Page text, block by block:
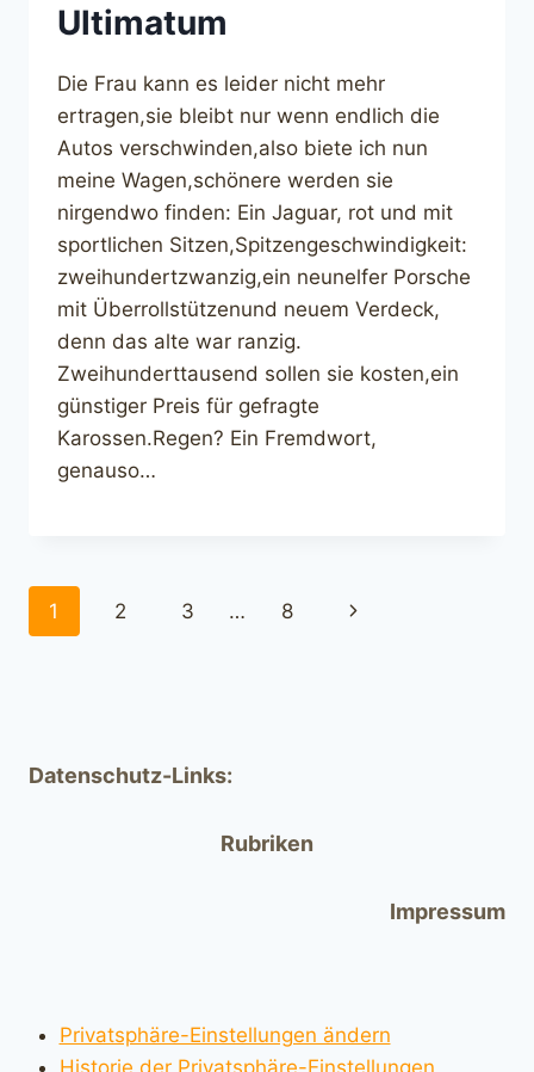
Ultimatum
Die Frau kann es leider nicht mehr
ertragen,sie bleibt nur wenn endlich die
Autos verschwinden,also biete ich nun
meine Wagen,schönere werden sie
nirgendwo finden: Ein Jaguar, rot und mit
sportlichen Sitzen,Spitzengeschwindigkeit:
zweihundertzwanzig,ein neunelfer Porsche
mit Überrollstützenund neuem Verdeck,
denn das alte war ranzig.
Zweihunderttausend sollen sie kosten,ein
günstiger Preis für gefragte
Karossen.Regen? Ein Fremdwort,
genauso…
Seitennavigation
1 2 3 … 8
Nächste
Datenschutz-Links:
Rubriken
Impressum
Privatsphäre-Einstellungen ändern
Historie der Privatsphäre-Einstellungen